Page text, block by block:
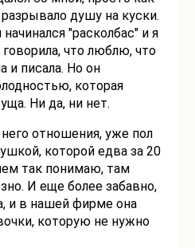
душу на куски.
"расколбас" и я
что люблю, что
и писала. Но он
которая
Ни да, ни нет.
него отношения, уже пол
которой едва за 20
так понимаю, там
И еще более забавно,
и в нашей фирме она
которую не нужно